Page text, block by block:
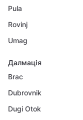
Pula
Rovinj
Umag
Далмація
Brac
Dubrovnik
Dugi Otok